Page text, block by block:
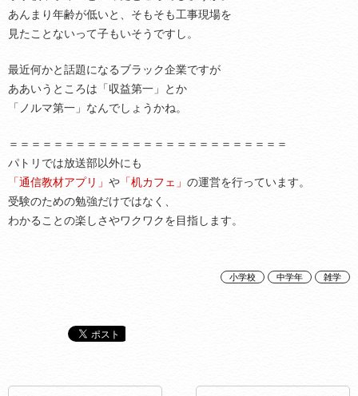
あんまり年齢が低いと、そもそも工事現場を
見たことないって子もいそうですし。
最近何かと話題になるブラック企業ですが
ああいうところは「収益第一」とか
「ノルマ第一」なんでしょうかね。
＝＝＝＝＝＝＝＝＝＝＝＝＝＝＝＝＝＝＝＝＝＝＝＝＝
パトリでは放送部以外にも
「通信教材アプリ」 や 「机カフェ」 の運営を行っています。
受験のための勉強だけではなく、
わかることの楽しさやワクワクを目指します。
小学校 中学年 雑学